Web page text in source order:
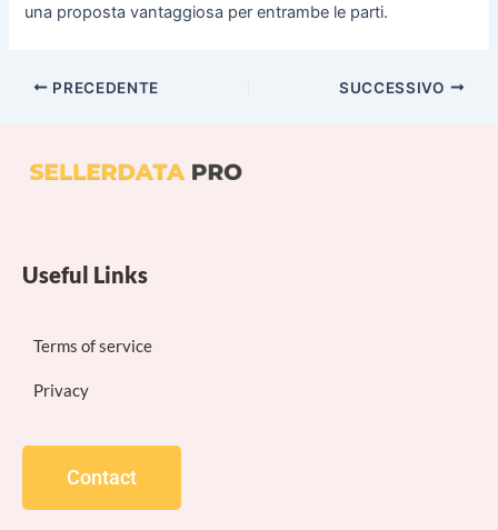
una proposta vantaggiosa per entrambe le parti.
PRECEDENTE SUCCESSIVO
Useful Links
Terms of service
Privacy
Contact